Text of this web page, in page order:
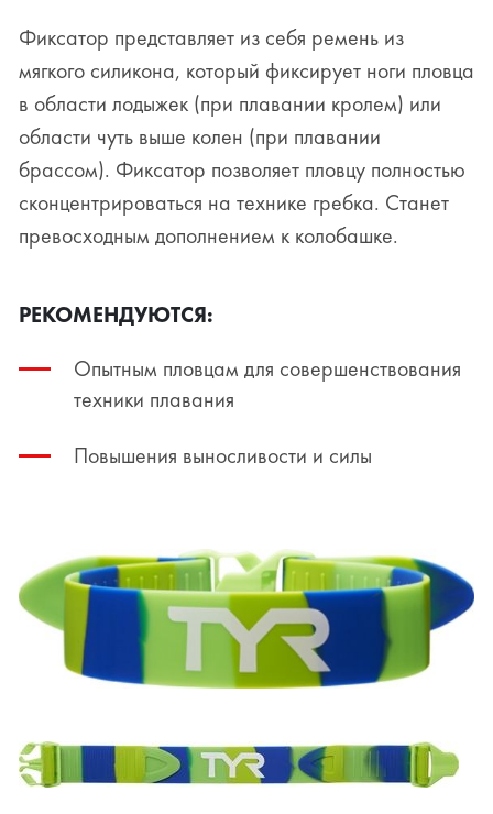
Фиксатор представляет из себя ремень из
мягкого силикона, который фиксирует ноги пловца
в области лодыжек (при плавании кролем) или
области чуть выше колен (при плавании
брассом). Фиксатор позволяет пловцу полностью
сконцентрироваться на технике гребка. Станет
превосходным дополнением к колобашке.
РЕКОМЕНДУЮТСЯ:
Опытным пловцам для совершенствования
техники плавания
Повышения выносливости и силы